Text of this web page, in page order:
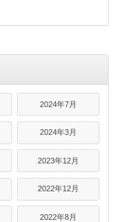
2024年7月
2024年3月
2023年12月
2022年12月
2022年8月